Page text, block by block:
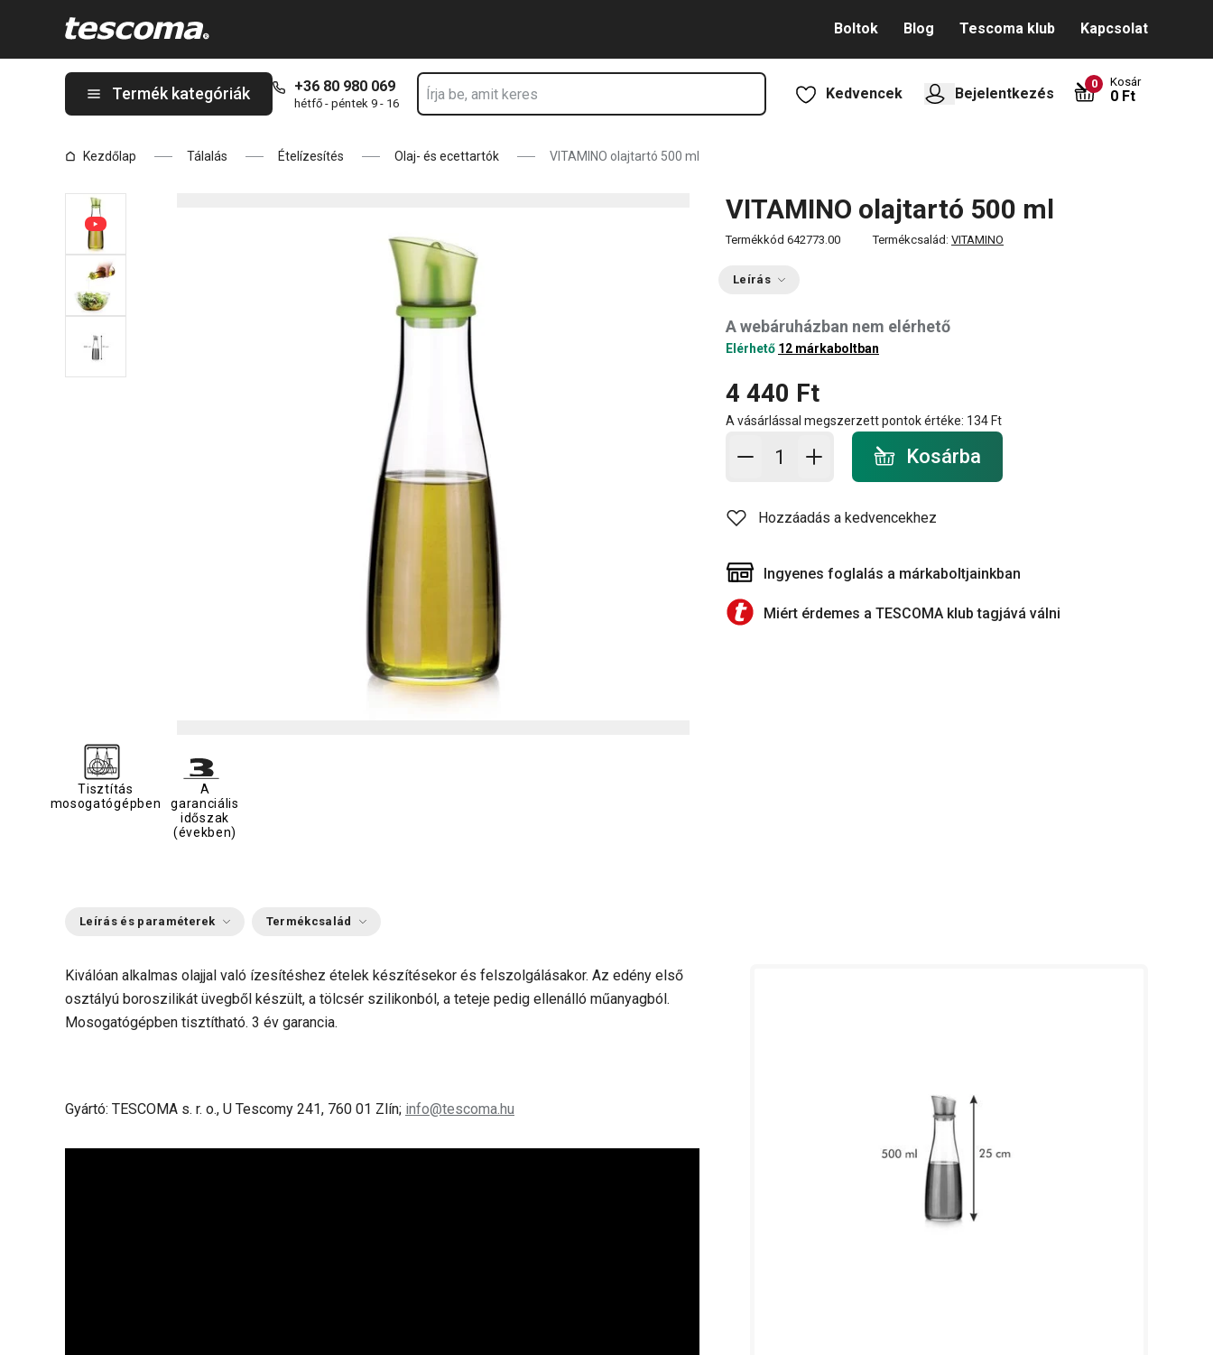
Boltok Blog Tescoma klub Kapcsolat
Termék kategóriák +36 80 980 069
hétfő - péntek 9 - 16
Kedvencek Bejelentkezés
0 Kosár
0 Ft
Kezdőlap Tálalás Ételízesítés Olaj- és ecettartók VITAMINO olajtartó 500 ml
VITAMINO olajtartó 500 ml
Termékkód 642773.00 Termékcsalád: VITAMINO
Leírás
A webáruházban nem elérhető
Elérhető 12 márkaboltban
4 440 Ft
A vásárlással megszerzett pontok értéke: 134 Ft
Kosárba - mennyiség
Kosárba
Hozzáadás a kedvencekhez
Ingyenes foglalás a márkaboltjainkban
Miért érdemes a TESCOMA klub tagjává válni
Tisztítás
mosogatógépben
A
garanciális
időszak
(években)
Leírás és paraméterek Termékcsalád
Kiválóan alkalmas olajjal való ízesítéshez ételek készítésekor és felszolgálásakor. Az edény első
osztályú boroszilikát üvegből készült, a tölcsér szilikonból, a teteje pedig ellenálló műanyagból.
Mosogatógépben tisztítható. 3 év garancia.
Gyártó: TESCOMA s. r. o., U Tescomy 241, 760 01 Zlín; info@tescoma.hu